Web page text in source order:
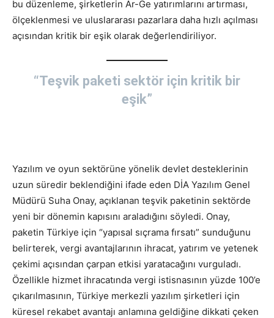
bu düzenleme, şirketlerin Ar-Ge yatırımlarını artırması,
ölçeklenmesi ve uluslararası pazarlara daha hızlı açılması
açısından kritik bir eşik olarak değerlendiriliyor.
“Teşvik paketi sektör için kritik bir
eşik”
Yazılım ve oyun sektörüne yönelik devlet desteklerinin
uzun süredir beklendiğini ifade eden DİA Yazılım Genel
Müdürü Suha Onay, açıklanan teşvik paketinin sektörde
yeni bir dönemin kapısını araladığını söyledi. Onay,
paketin Türkiye için “yapısal sıçrama fırsatı” sunduğunu
belirterek, vergi avantajlarının ihracat, yatırım ve yetenek
çekimi açısından çarpan etkisi yaratacağını vurguladı.
Özellikle hizmet ihracatında vergi istisnasının yüzde 100’e
çıkarılmasının, Türkiye merkezli yazılım şirketleri için
küresel rekabet avantajı anlamına geldiğine dikkati çeken